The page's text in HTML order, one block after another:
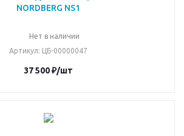
NORDBERG NS1
Нет в наличии
Артикул: ЦБ-00000047
37 500₽/шт